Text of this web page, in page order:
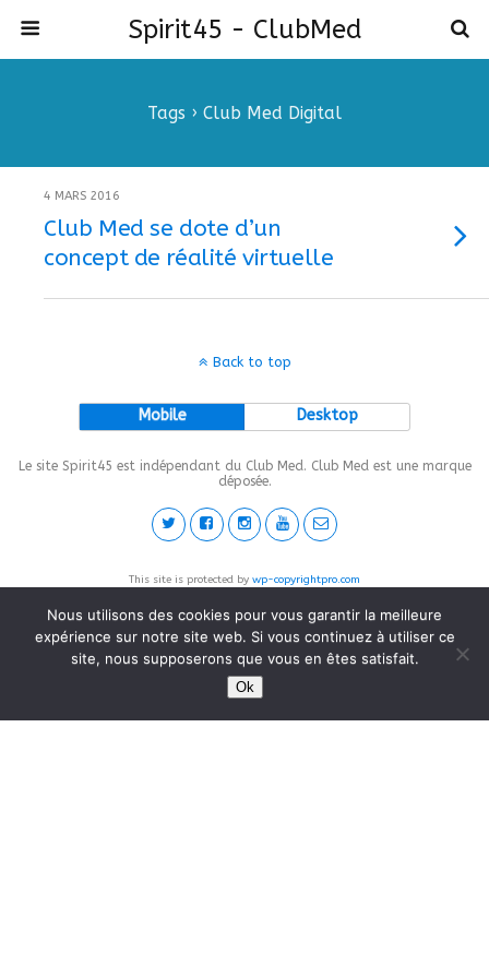
Spirit45 - ClubMed
Tags › Club Med Digital
4 MARS 2016
Club Med se dote d’un
concept de réalité virtuelle
Back to top
Mobile Desktop
Le site Spirit45 est indépendant du Club Med. Club Med est une marque
déposée.
This site is protected by wp-copyrightpro.com
Nous utilisons des cookies pour vous garantir la meilleure
expérience sur notre site web. Si vous continuez à utiliser ce
site, nous supposerons que vous en êtes satisfait.
Ok